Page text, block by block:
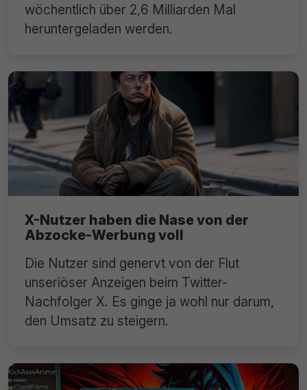
wöchentlich über 2,6 Milliarden Mal
heruntergeladen werden.
X-Nutzer haben die Nase von der
Abzocke-Werbung voll
Die Nutzer sind genervt von der Flut
unseriöser Anzeigen beim Twitter-
Nachfolger X. Es ginge ja wohl nur darum,
den Umsatz zu steigern.